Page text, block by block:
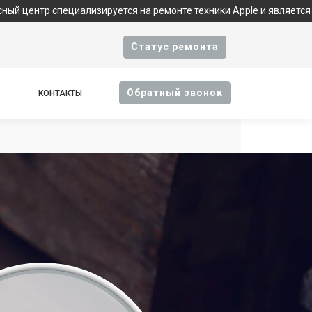
на ремонте техники Apple и является
Cтатус ремонта
КОНТАКТЫ Oбратный звонок